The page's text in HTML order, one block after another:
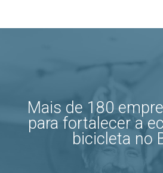
Mais de 180
para fortalecer a
bicicleta no